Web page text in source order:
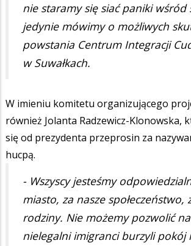
nie staramy się siać paniki wśród
jedynie mówimy o możliwych
powstania Centrum Integracji
w Suwałkach.
W imieniu komitetu organizującego
również Jolanta Radzewicz-Klonowska,
się od prezydenta przeprosin za
hucpą.
- Wszyscy jesteśmy
miasto, za nasze społeczeństwo,
rodziny. Nie możemy pozwolić
nielegalni imigranci burzyli pokój